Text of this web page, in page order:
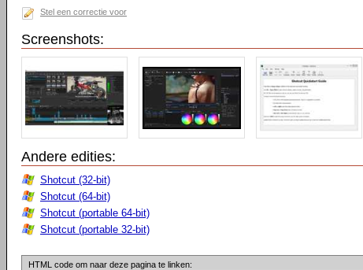
Stel een correctie voor
Screenshots:
Andere edities:
Shotcut (32-bit)
Shotcut (64-bit)
Shotcut (portable 64-bit)
Shotcut (portable 32-bit)
HTML code om naar deze pagina te linken: